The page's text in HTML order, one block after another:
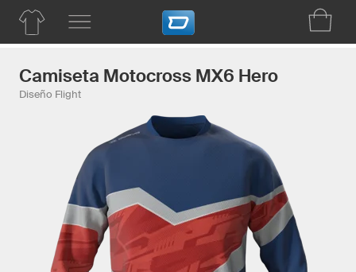
Camiseta Motocross MX6 Hero
Diseño Flight